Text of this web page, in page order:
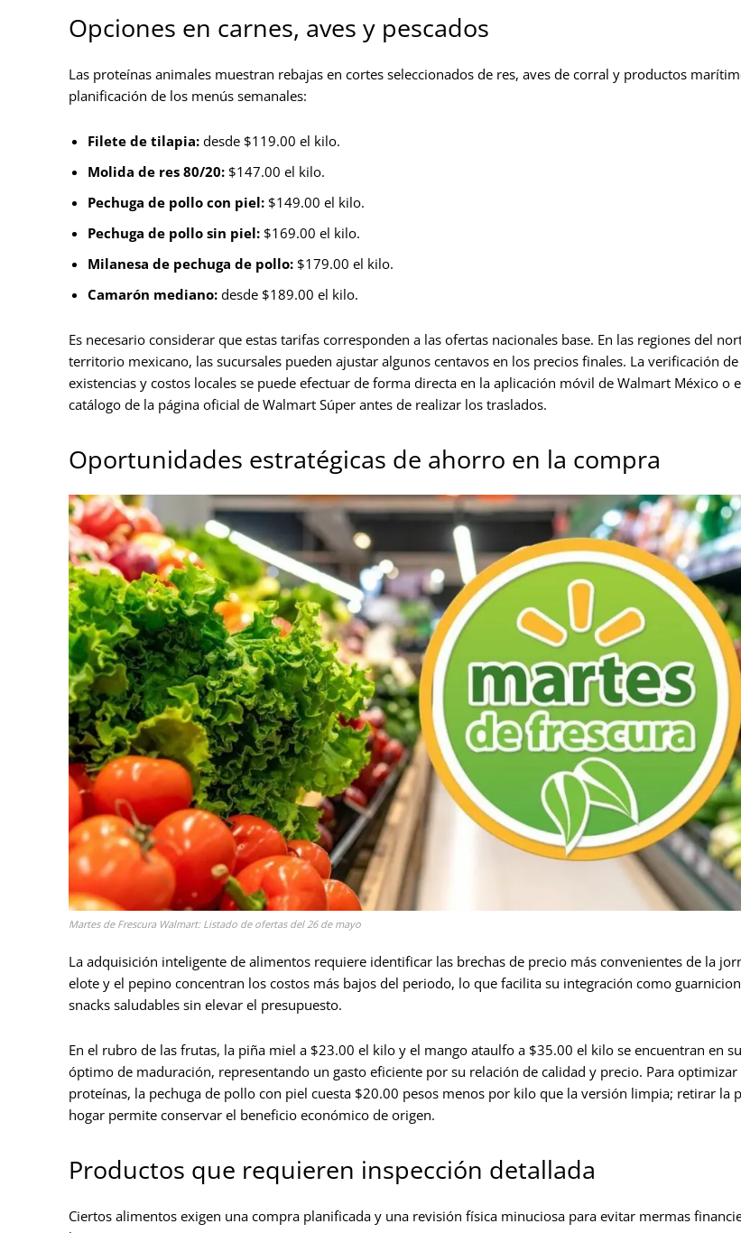
Opciones en carnes, aves y pescados
Las proteínas animales muestran rebajas en cortes seleccionados de res, aves de corral y productos
planificación de los menús semanales:
Filete de tilapia: desde $119.00 el kilo.
Molida de res 80/20: $147.00 el kilo.
Pechuga de pollo con piel: $149.00 el kilo.
Pechuga de pollo sin piel: $169.00 el kilo.
Milanesa de pechuga de pollo: $179.00 el kilo.
Camarón mediano: desde $189.00 el kilo.
Es necesario considerar que estas tarifas corresponden a las ofertas nacionales base. En las regiones del
territorio mexicano, las sucursales pueden ajustar algunos centavos en los precios finales. La verificación de
existencias y costos locales se puede efectuar de forma directa en la aplicación móvil de Walmart México o
catálogo de la página oficial de Walmart Súper antes de realizar los traslados.
Oportunidades estratégicas de ahorro en la compra
Martes de Frescura Walmart: Listado de ofertas del 26 de mayo
La adquisición inteligente de alimentos requiere identificar las brechas de precio más convenientes de la
elote y el pepino concentran los costos más bajos del periodo, lo que facilita su integración como
snacks saludables sin elevar el presupuesto.
En el rubro de las frutas, la piña miel a $23.00 el kilo y el mango ataulfo a $35.00 el kilo se encuentran en
óptimo de maduración, representando un gasto eficiente por su relación de calidad y precio. Para optimizar
proteínas, la pechuga de pollo con piel cuesta $20.00 pesos menos por kilo que la versión limpia; retirar la
hogar permite conservar el beneficio económico de origen.
Productos que requieren inspección detallada
Ciertos alimentos exigen una compra planificada y una revisión física minuciosa para evitar mermas